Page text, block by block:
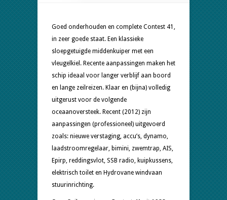
Goed onderhouden en complete Contest 41,
in zeer goede staat. Een klassieke
sloepgetuigde middenkuiper met een
vleugelkiel. Recente aanpassingen maken het
schip ideaal voor langer verblijf aan boord
en lange zeilreizen. Klaar en (bijna) volledig
uitgerust voor de volgende
oceaanoversteek. Recent (2012) zijn
aanpassingen (professioneel) uitgevoerd
zoals: nieuwe verstaging, accu’s, dynamo,
laadstroomregelaar, bimini, zwemtrap, AIS,
Epirp, reddingsvlot, SSB radio, kuipkussens,
elektrisch toilet en Hydrovane windvaan
stuurinrichting.